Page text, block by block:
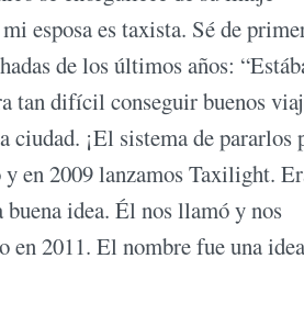
esposa es taxista. Sé de
de los últimos años:
tan difícil conseguir buenos
ciudad. ¡El sistema de pararlos
en 2009 lanzamos Taxilight.
idea. Él nos llamó y nos
en 2011. El nombre fue una